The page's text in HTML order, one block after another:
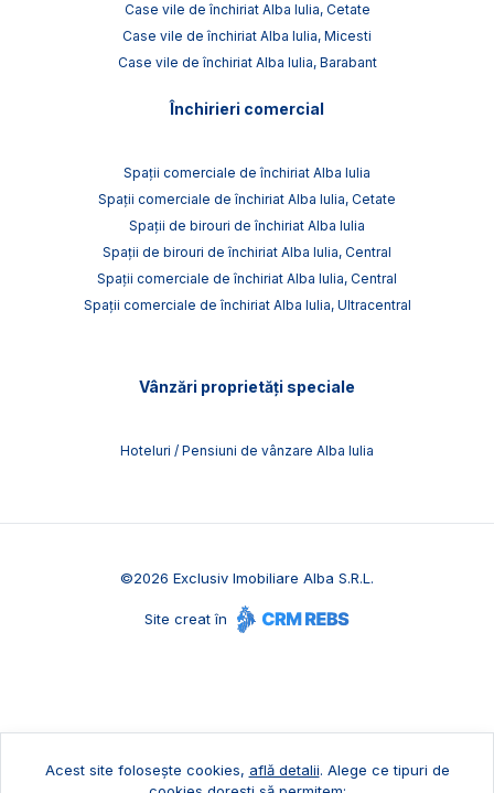
Case vile de închiriat Alba Iulia, Cetate
Case vile de închiriat Alba Iulia, Micesti
Case vile de închiriat Alba Iulia, Barabant
Închirieri comercial
Spații comerciale de închiriat Alba Iulia
Spații comerciale de închiriat Alba Iulia, Cetate
Spații de birouri de închiriat Alba Iulia
Spații de birouri de închiriat Alba Iulia, Central
Spații comerciale de închiriat Alba Iulia, Central
Spații comerciale de închiriat Alba Iulia, Ultracentral
Vânzări proprietăți speciale
Hoteluri / Pensiuni de vânzare Alba Iulia
©2026 Exclusiv Imobiliare Alba S.R.L.
Site creat în
Acest site folosește cookies, află detalii. Alege ce tipuri de